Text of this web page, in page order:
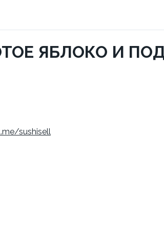
ЯБЛОКО И
sushisell